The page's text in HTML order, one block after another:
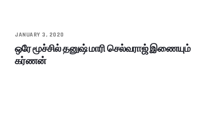
JANUARY 3, 2020
ஒரே மூச்சில் தனுஷ் மாரி செல்வராஜ் இணையும்
கர்ணன்